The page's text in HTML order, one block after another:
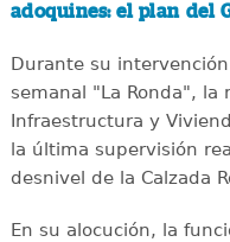
adoquines: el plan del
Durante su
semanal "La Ronda", la
Infraestructura y
la última supervisión
desnivel de la Calzada
En su alocución, la